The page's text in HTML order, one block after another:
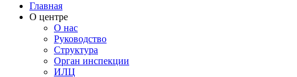
Главная
О центре
О нас
Руководство
Структура
Орган инспекции
ИЛЦ